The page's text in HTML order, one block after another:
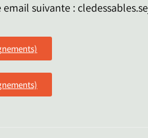
suivante :